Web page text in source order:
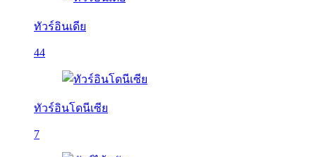
ทัวร์อินเดีย
44
ทัวร์อินโดนีเซีย
7